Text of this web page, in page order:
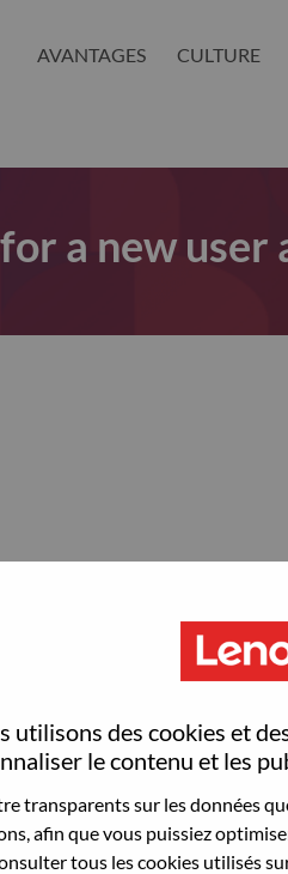
utilisons des cookies et
le contenu et les
transparents sur les données
afin que vous puissiez
tous les cookies utilisés
AVANTAGES CULTURE
a new user